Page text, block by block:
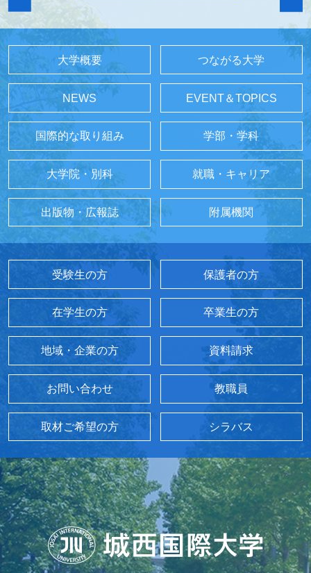
大学概要 つながる大学
NEWS EVENT＆TOPICS
国際的な取り組み 学部・学科
大学院・別科 就職・キャリア
出版物・広報誌 附属機関
受験生の方 保護者の方
在学生の方 卒業生の方
地域・企業の方 資料請求
お問い合わせ 教職員
取材ご希望の方 シラバス